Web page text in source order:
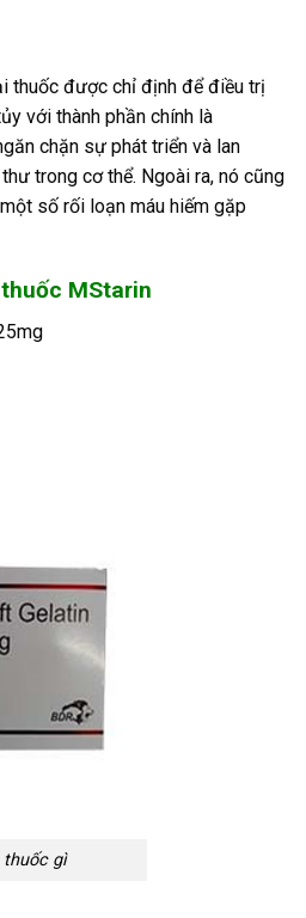
thuốc được chỉ định để điều trị
với thành phần chính là
chặn sự phát triển và lan
trong cơ thể. Ngoài ra, nó cũng
số rối loạn máu hiếm gặp
MStarin
thuốc gì